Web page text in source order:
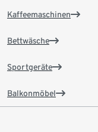
Kaffeemaschinen
Bettwäsche
Sportgeräte
Balkonmöbel